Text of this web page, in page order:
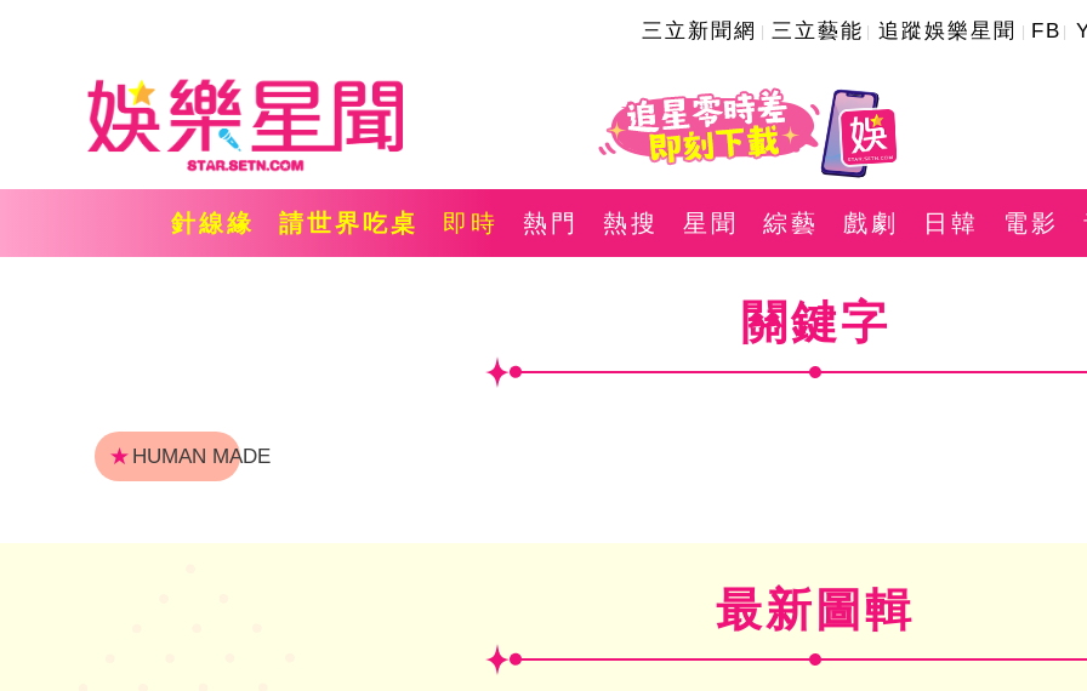
三立新聞網 三立藝能 追蹤娛樂星聞 FB
針線緣 請世界吃桌 即時 熱門 熱搜 星聞 綜藝 戲劇 日韓 電影
關鍵字
★ HUMAN MADE
最新圖輯